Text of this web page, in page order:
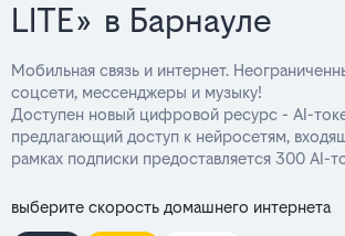
LITE» в Барнауле
Мобильная связь и интернет.
соцсети, мессенджеры и музыку!
Доступен новый цифровой ресурс - AI-
предлагающий доступ к нейросетям,
рамках подписки предоставляется 300 AI-
выберите скорость домашнего интернета